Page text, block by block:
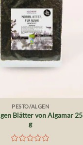
PESTO/ALGEN
Blätter von Algamar 25
g